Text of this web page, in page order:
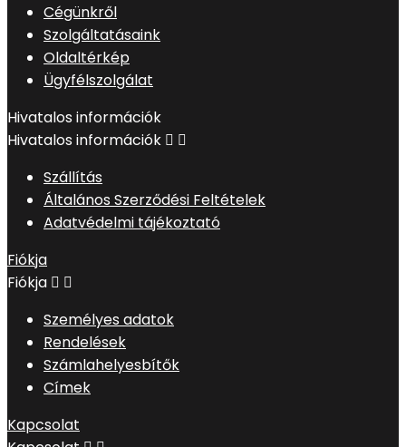
Cégünkről
Szolgáltatásaink
Oldaltérkép
Ügyfélszolgálat
Hivatalos információk
Hivatalos információk  
Szállítás
Általános Szerződési Feltételek
Adatvédelmi tájékoztató
Fiókja
Fiókja  
Személyes adatok
Rendelések
Számlahelyesbítők
Címek
Kapcsolat